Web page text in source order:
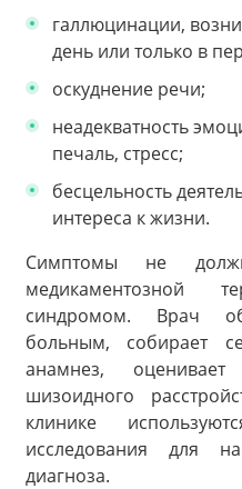
галлюцинации,
день или только в
оскуднение речи;
неадекватность
печаль, стресс;
бесцельность
интереса к жизни.
Симптомы не
медикаментозной
синдромом. Врач
больным, собирает
анамнез, оценивает
шизоидного
клинике
исследования для
диагноза.